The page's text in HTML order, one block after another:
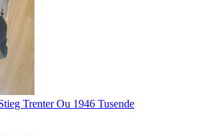
Trenter Ou 1946 Tusende